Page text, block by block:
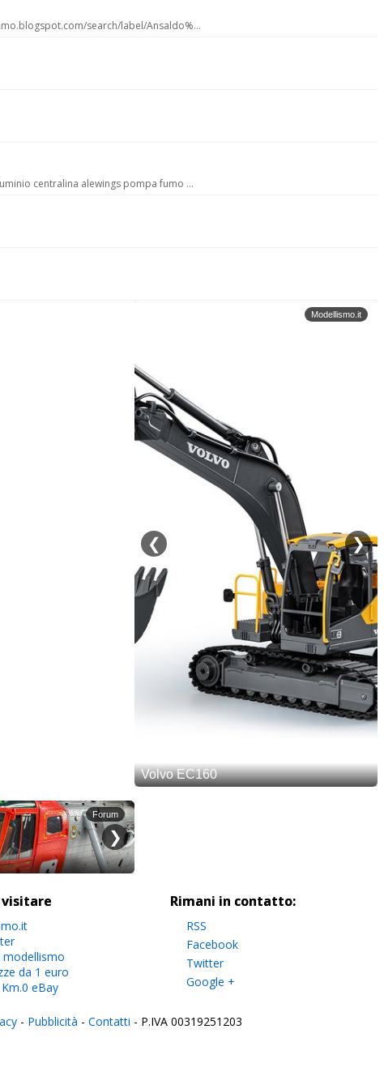
search/label/Ansaldo%...
centralina alewings pompa fumo ...
Rimani in contatto:
RSS
Facebook
Twitter
Google +
modellismo
da 1 euro
eBay
- Pubblicità - Contatti - P.IVA 00319251203